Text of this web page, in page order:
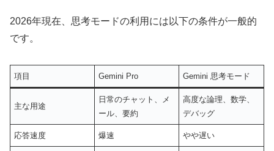
2026年現在、思考モードの利用には以下の条件が一般的
です。
項目 Gemini Pro Gemini 思考モード
主な用途
日常のチャット、メ
ール、要約
高度な論理、数学、
デバッグ
応答速度 爆速 やや遅い